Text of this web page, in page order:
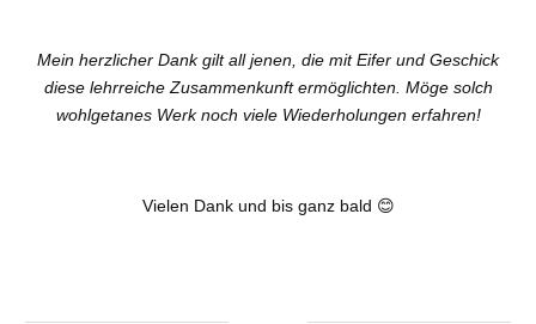
Mein herzlicher Dank gilt all jenen, die mit Eifer und Geschick
diese lehrreiche Zusammenkunft ermöglichten. Möge solch
wohlgetanes Werk noch viele Wiederholungen erfahren!
Vielen Dank und bis ganz bald 😊